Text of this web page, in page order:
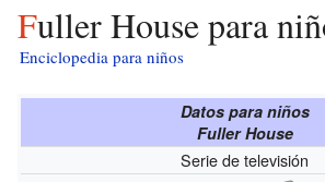
Fuller House para
Enciclopedia para niños
Datos para niños
Fuller House
Serie de televisión